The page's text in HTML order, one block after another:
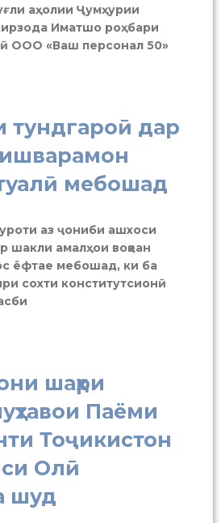
аҳолии Ҷумҳурии
Иматшо роҳбари
ООО «Ваш персонал 50»
тундгароӣ дар
мебошад
аз ҷониби ашхоси
шакли амалҳои воқеан
ёфтае мебошад, ки ба
сохти конститутсионӣ
шаҳри
Паёми
Тоҷикистон
Олӣ
шуд